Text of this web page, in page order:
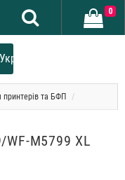
Українська
0
принтерів та БФП
M5799 XL